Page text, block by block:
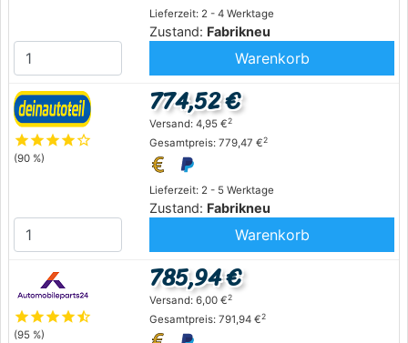
Lieferzeit: 2 - 4 Werktage
Zustand: Fabrikneu
Warenkorb
starstarstarstarstar_outline
(90 %)
Lieferzeit: 2 - 5 Werktage
Zustand: Fabrikneu
774,52 €
Versand: 4,95 €2
Gesamtpreis: 779,47 €2
Warenkorb
starstarstarstarstar_half
(95 %)
785,94 €
Versand: 6,00 €2
Gesamtpreis: 791,94 €2